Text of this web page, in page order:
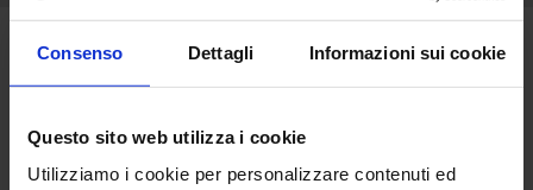
Consenso Dettagli Informazioni sui cookie
Questo sito web utilizza i cookie
Utilizziamo i cookie per personalizzare contenuti ed